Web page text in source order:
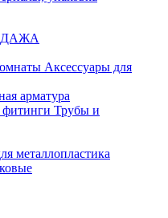
Аксессуары для
арматура
Трубы и
металлопластика